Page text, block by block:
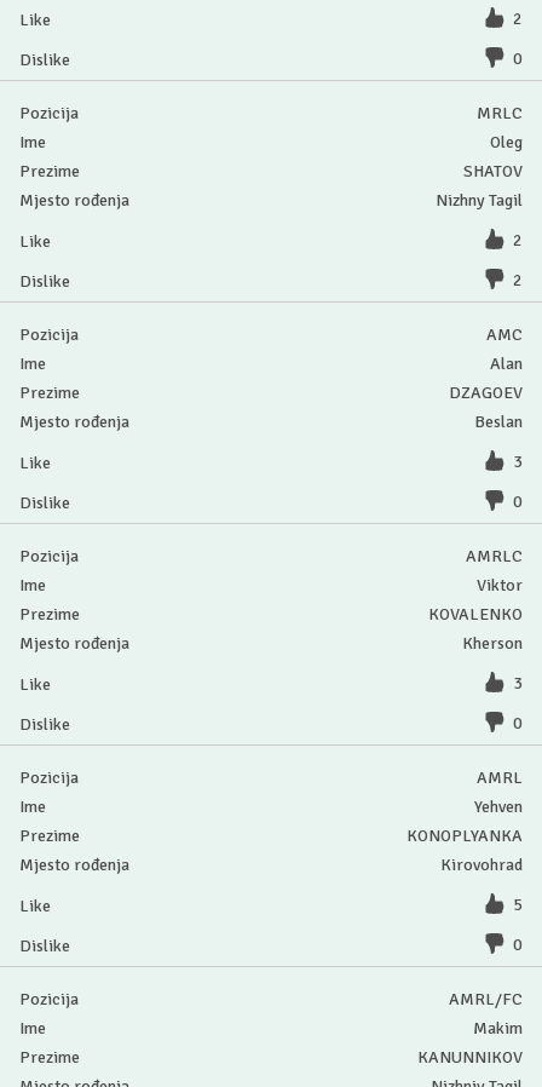
2
0
MRLC
Oleg
SHATOV
Nizhny Tagil
2
2
AMC
Alan
DZAGOEV
Beslan
3
0
AMRLC
Viktor
KOVALENKO
Kherson
3
0
AMRL
Yehven
KONOPLYANKA
Kirovohrad
5
0
AMRL/FC
Makim
KANUNNIKOV